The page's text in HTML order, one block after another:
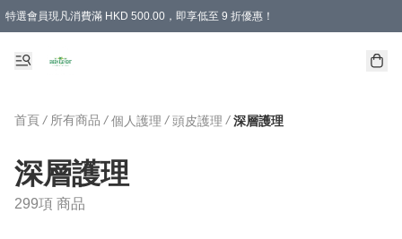
特選會員現凡消費滿 HKD 500.00，即享低至 9 折優惠！
首頁 / 所有商品 / 個人護理 / 頭皮護理 / 深層護理
深層護理
299項 商品